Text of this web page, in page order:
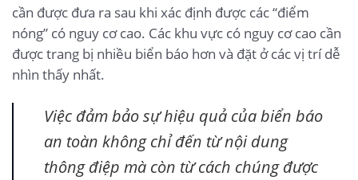
cần được đưa ra sau khi xác định được các “điểm
nóng” có nguy cơ cao. Các khu vực có nguy cơ cao cần
được trang bị nhiều biển báo hơn và đặt ở các vị trí dễ
nhìn thấy nhất.
Việc đảm bảo sự hiệu quả của biển báo
an toàn không chỉ đến từ nội dung
thông điệp mà còn từ cách chúng được